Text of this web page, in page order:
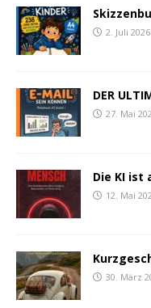
2. Juli 2026
DER
27. Mai
Die KI ist
12. Mai
30. März